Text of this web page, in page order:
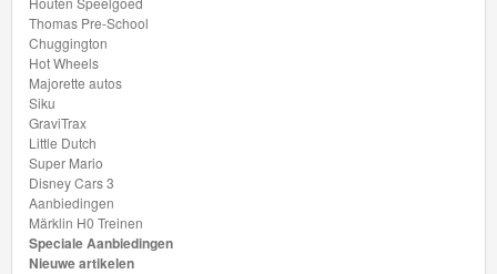
H0
Treinen
Thomas Pre-School
Chuggington
Hot Wheels
Majorette autos
Siku
GraviTrax
Little Dutch
Super Mario
Disney Cars 3
Aanbiedingen
Märklin H0 Treinen
Speciale Aanbiedingen
Nieuwe artikelen